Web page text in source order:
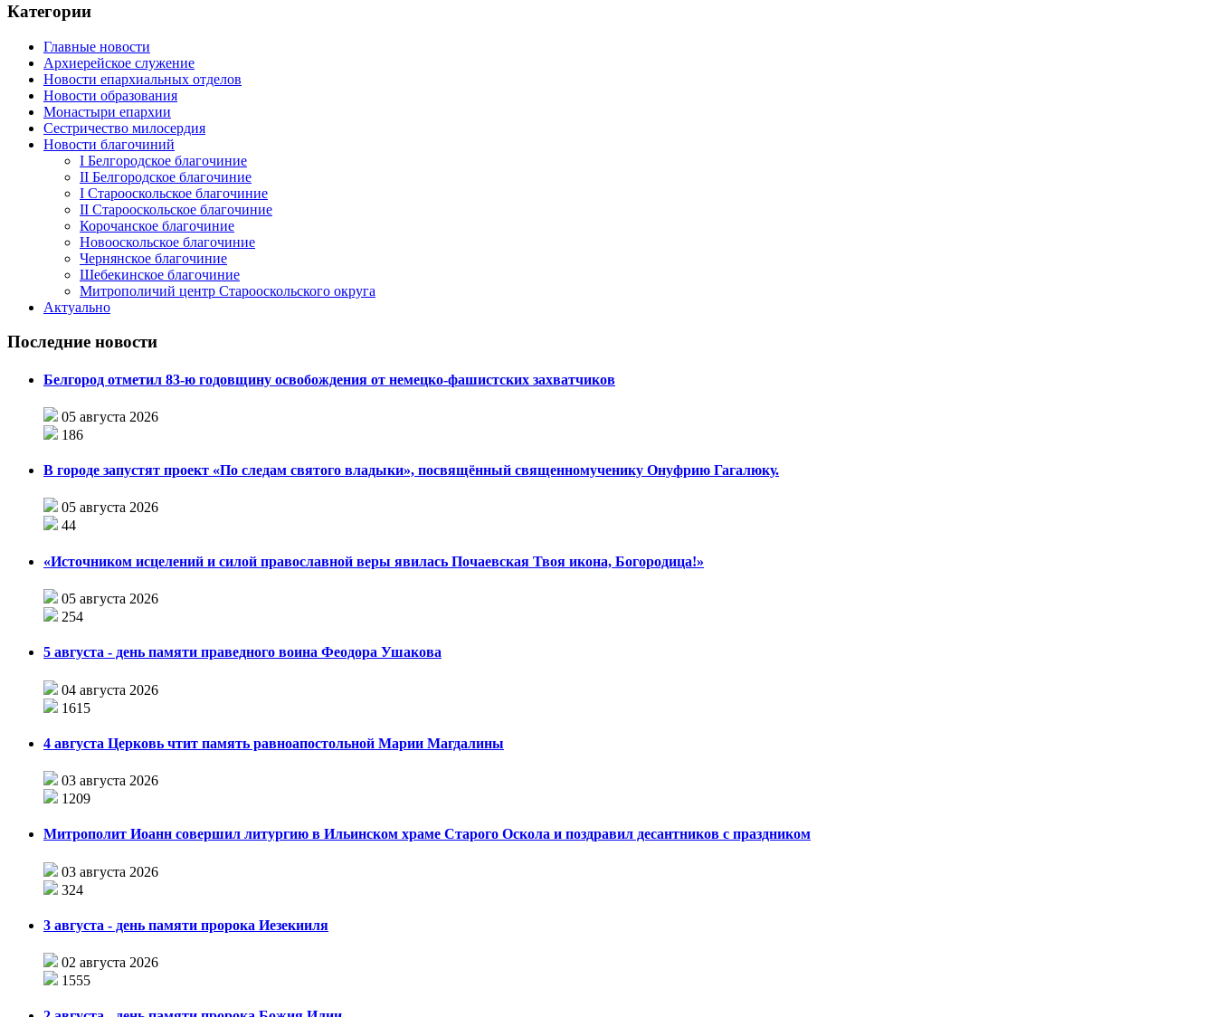
Категории
Главные новости
Архиерейское служение
Новости епархиальных отделов
Новости образования
Монастыри епархии
Сестричество милосердия
Новости благочиний
I Белгородское благочиние
II Белгородское благочиние
I Старооскольское благочиние
II Старооскольское благочиние
Корочанское благочиние
Новооскольское благочиние
Чернянское благочиние
Шебекинское благочиние
Митрополичий центр Старооскольского округа
Актуально
Последние новости
Белгород отметил 83-ю годовщину освобождения от немецко-фашистских захватчиков
05 августа 2026
186
В городе запустят проект «По следам святого владыки», посвящённый священномученику Онуфрию Гагалюку.
05 августа 2026
44
«Источником исцелений и силой православной веры явилась Почаевская Твоя икона, Богородица!»
05 августа 2026
254
5 августа - день памяти праведного воина Феодора Ушакова
04 августа 2026
1615
4 августа Церковь чтит память равноапостольной Марии Магдалины
03 августа 2026
1209
Митрополит Иоанн совершил литургию в Ильинском храме Старого Оскола и поздравил десантников с праздником
03 августа 2026
324
3 августа - день памяти пророка Иезекииля
02 августа 2026
1555